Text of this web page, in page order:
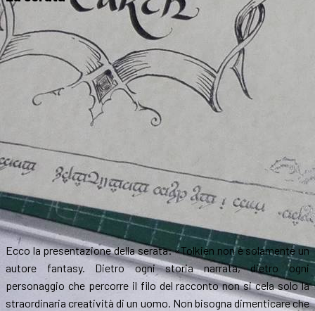
Ecco la presentazione della serata: «Tolkien non è solamente un
autore fantasy. Dietro ogni storia narrata, dietro ogni
personaggio che percorre il filo del racconto non si cela solo la
straordinaria creatività di un uomo. Non bisogna dimenticare che